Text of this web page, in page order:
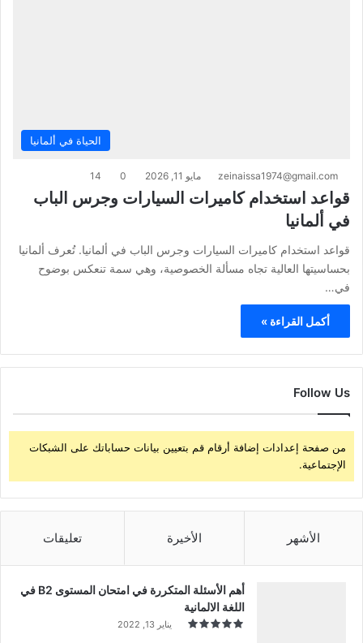
الحياة في ألمانيا
zeinaissa1974@gmail.com مايو 11, 2026 0
14
قواعد استخدام كاميرات السيارات وجرس الباب
في ألمانيا
قواعد استخدام كاميرات السيارات وجرس الباب في ألمانيا. تُعرف ألمانيا
بحساسيتها العالية تجاه مسألة الخصوصية، وهي سمة تنعكس بوضوح
في…
أكمل القراءة »
Follow Us
من صفحة إعدادات إضافة أرقام قم بتعيين بيانات حساباتك على الشبكات
الإجتماعية.
الأشهر الأخيرة تعليقات
أهم الأسئلة المتكررة في امتحان المستوى B2 في
اللغة الالمانية
يناير 13, 2022